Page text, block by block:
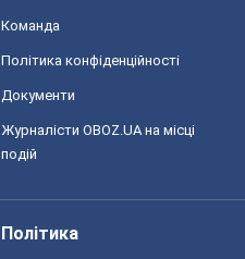
Команда
Політика конфіденційності
Документи
Журналісти OBOZ.UA на місці
подій
Політика